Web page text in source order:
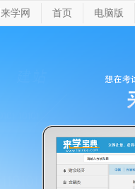
学网 首页 电脑版